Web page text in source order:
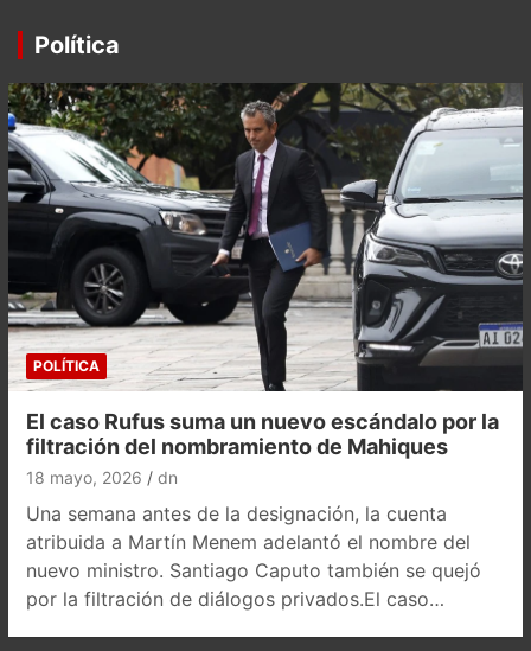
Política
POLÍTICA
El caso Rufus suma un nuevo escándalo por la
filtración del nombramiento de Mahiques
18 mayo, 2026 dn
Una semana antes de la designación, la cuenta
atribuida a Martín Menem adelantó el nombre del
nuevo ministro. Santiago Caputo también se quejó
por la filtración de diálogos privados.El caso…